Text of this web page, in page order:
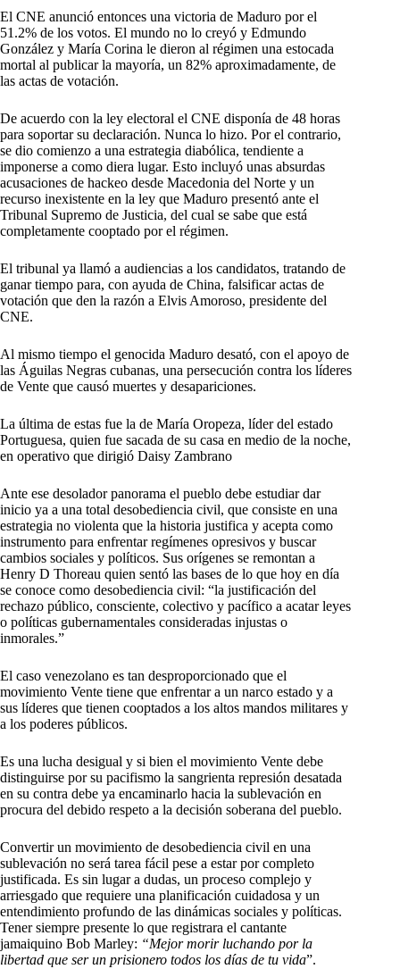
El CNE anunció entonces una victoria de Maduro por el
51.2% de los votos. El mundo no lo creyó y Edmundo
González y María Corina le dieron al régimen una estocada
mortal al publicar la mayoría, un 82% aproximadamente, de
las actas de votación.
De acuerdo con la ley electoral el CNE disponía de 48 horas
para soportar su declaración. Nunca lo hizo. Por el contrario,
se dio comienzo a una estrategia diabólica, tendiente a
imponerse a como diera lugar. Esto incluyó unas absurdas
acusaciones de hackeo desde Macedonia del Norte y un
recurso inexistente en la ley que Maduro presentó ante el
Tribunal Supremo de Justicia, del cual se sabe que está
completamente cooptado por el régimen.
El tribunal ya llamó a audiencias a los candidatos, tratando de
ganar tiempo para, con ayuda de China, falsificar actas de
votación que den la razón a Elvis Amoroso, presidente del
CNE.
Al mismo tiempo el genocida Maduro desató, con el apoyo de
las Águilas Negras cubanas, una persecución contra los líderes
de Vente que causó muertes y desapariciones.
La última de estas fue la de María Oropeza, líder del estado
Portuguesa, quien fue sacada de su casa en medio de la noche,
en operativo que dirigió Daisy Zambrano
Ante ese desolador panorama el pueblo debe estudiar dar
inicio ya a una total desobediencia civil, que consiste en una
estrategia no violenta que la historia justifica y acepta como
instrumento para enfrentar regímenes opresivos y buscar
cambios sociales y políticos. Sus orígenes se remontan a
Henry D Thoreau quien sentó las bases de lo que hoy en día
se conoce como desobediencia civil: “la justificación del
rechazo público, consciente, colectivo y pacífico a acatar leyes
o políticas gubernamentales consideradas injustas o
inmorales.”
El caso venezolano es tan desproporcionado que el
movimiento Vente tiene que enfrentar a un narco estado y a
sus líderes que tienen cooptados a los altos mandos militares y
a los poderes públicos.
Es una lucha desigual y si bien el movimiento Vente debe
distinguirse por su pacifismo la sangrienta represión desatada
en su contra debe ya encaminarlo hacia la sublevación en
procura del debido respeto a la decisión soberana del pueblo.
Convertir un movimiento de desobediencia civil en una
sublevación no será tarea fácil pese a estar por completo
justificada. Es sin lugar a dudas, un proceso complejo y
arriesgado que requiere una planificación cuidadosa y un
entendimiento profundo de las dinámicas sociales y políticas.
Tener siempre presente lo que registrara el cantante
jamaiquino Bob Marley: “Mejor morir luchando por la
libertad que ser un prisionero todos los días de tu vida”.